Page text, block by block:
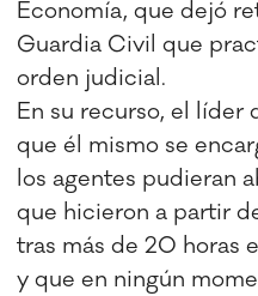
Economía, que dejó
Guardia Civil que
orden judicial.
En su recurso, el líder
que él mismo se
los agentes pudieran
que hicieron a partir
tras más de 20 horas
y que en ningún